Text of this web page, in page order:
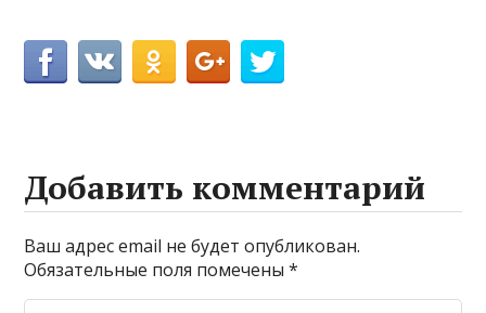
Добавить комментарий
Ваш адрес email не будет опубликован.
Обязательные поля помечены*